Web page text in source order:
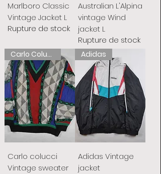
Marlboro Classic
Vintage Jacket L
Rupture de stock
Australian L'Alpina
vintage Wind
jacket L
Rupture de stock
Carlo Colucci
Carlo colucci
Vintage sweater
Adidas
Adidas Vintage
jacket